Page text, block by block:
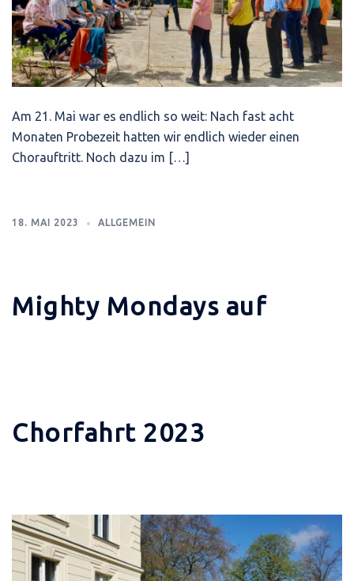
Am 21. Mai war es endlich so weit: Nach fast acht
Monaten Probezeit hatten wir endlich wieder einen
Chorauftritt. Noch dazu im […]
18. MAI 2023 ALLGEMEIN
Mighty Mondays auf
Chorfahrt 2023